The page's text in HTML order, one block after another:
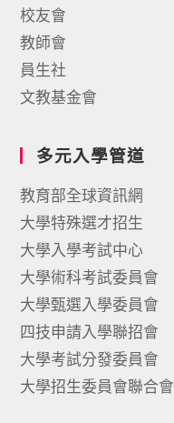
校友會
教師會
員生社
文教基金會
多元入學管道
教育部全球資訊網
大學特殊選才招生
大學入學考試中心
大學術科考試委員會
大學甄選入學委員會
四技申請入學聯招會
大學考試分發委員會
大學招生委員會聯合會